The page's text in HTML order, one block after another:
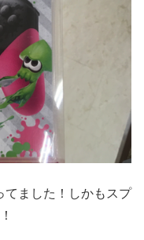
てました！しかもスプ